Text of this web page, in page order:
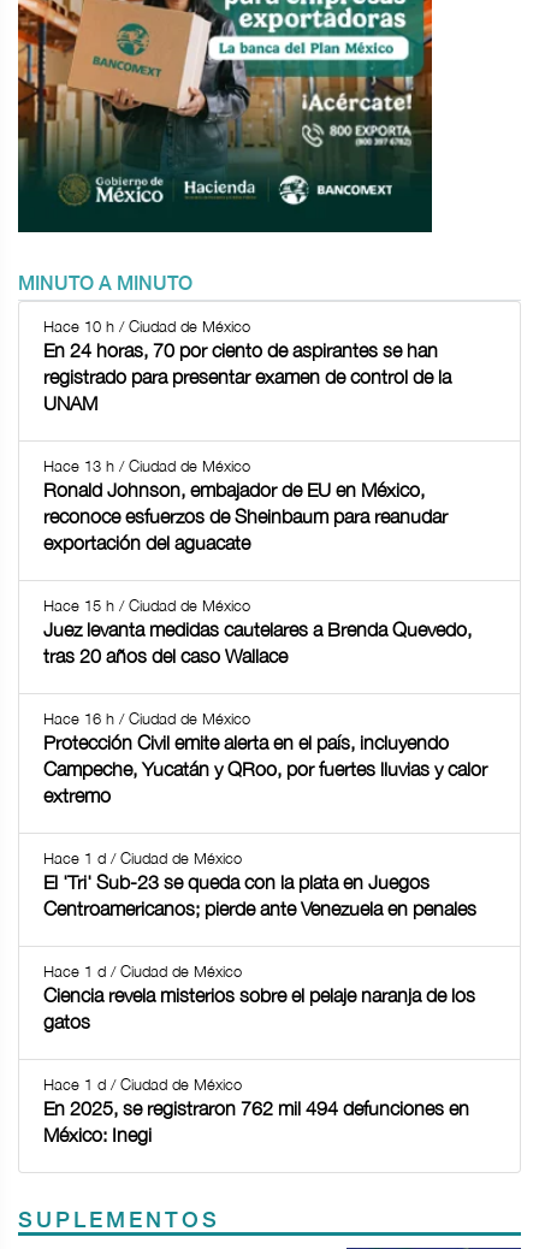
MINUTO A MINUTO
Hace 10 h / Ciudad de México
En 24 horas, 70 por ciento de aspirantes se han
registrado para presentar examen de control de la
UNAM
Hace 13 h / Ciudad de México
Ronald Johnson, embajador de EU en México,
reconoce esfuerzos de Sheinbaum para reanudar
exportación del aguacate
Hace 15 h / Ciudad de México
Juez levanta medidas cautelares a Brenda Quevedo,
tras 20 años del caso Wallace
Hace 16 h / Ciudad de México
Protección Civil emite alerta en el país, incluyendo
Campeche, Yucatán y QRoo, por fuertes lluvias y calor
extremo
Hace 1 d / Ciudad de México
El 'Tri' Sub-23 se queda con la plata en Juegos
Centroamericanos; pierde ante Venezuela en penales
Hace 1 d / Ciudad de México
Ciencia revela misterios sobre el pelaje naranja de los
gatos
Hace 1 d / Ciudad de México
En 2025, se registraron 762 mil 494 defunciones en
México: Inegi
SUPLEMENTOS